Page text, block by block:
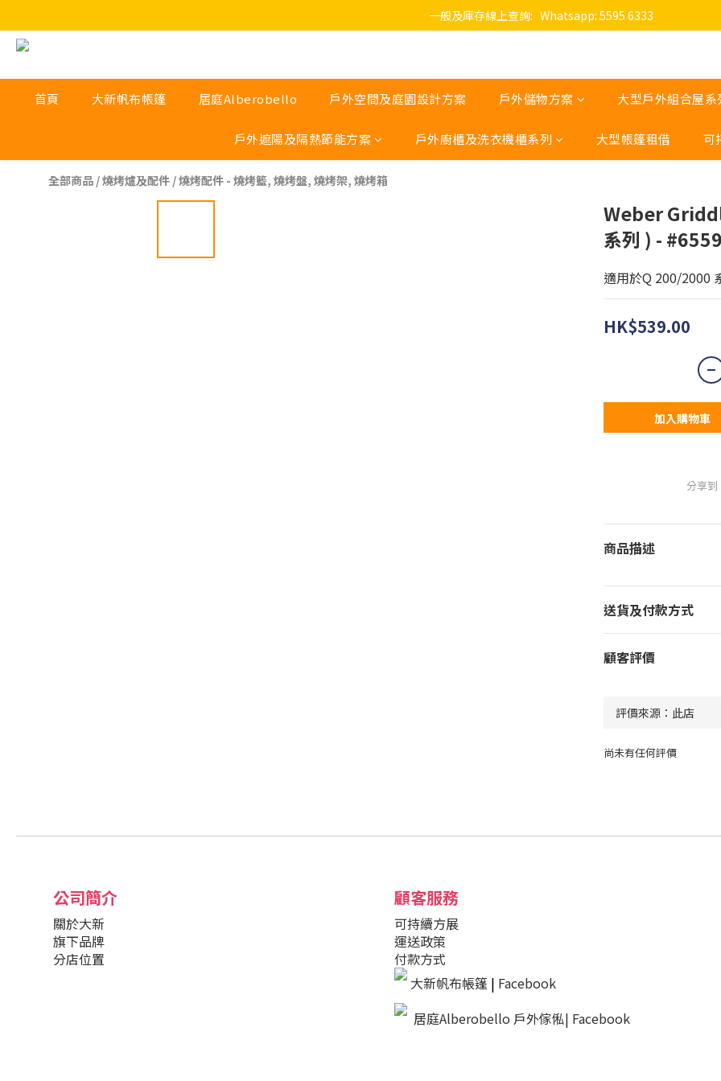
一般及庫存線上查詢:   Whatsapp: 5595 6333
首頁 大新帆布帳篷 居庭Alberobello 戶外空間及庭園設計方案 戶外儲物方案 大型戶外組合屋系
戶外遮陽及隔熱節能方案 戶外廚櫃及洗衣機櫃系列 大型帳篷租借 可
全部商品 /燒烤爐及配件 /燒烤配件 - 燒烤籃, 燒烤盤, 燒烤架, 燒烤箱
Weber
系列 ) -
適用於Q 200/2000
HK$539.00
加入購物車
分享到
商品描述
送貨及付款方式
顧客評價
尚未有任何評價
公司簡介
關於大新
旗下品牌
分店位置
顧客服務
可持續方展
運送政策
付款方式
大新帆布帳篷 | Facebook
居庭Alberobello 戶外傢俬| Facebook